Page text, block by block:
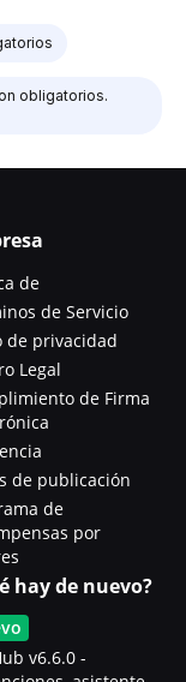
obligatorios.
de
de Servicio
de privacidad
Legal
de Firma
de publicación
de
por
hay de nuevo?
v6.6.0 -